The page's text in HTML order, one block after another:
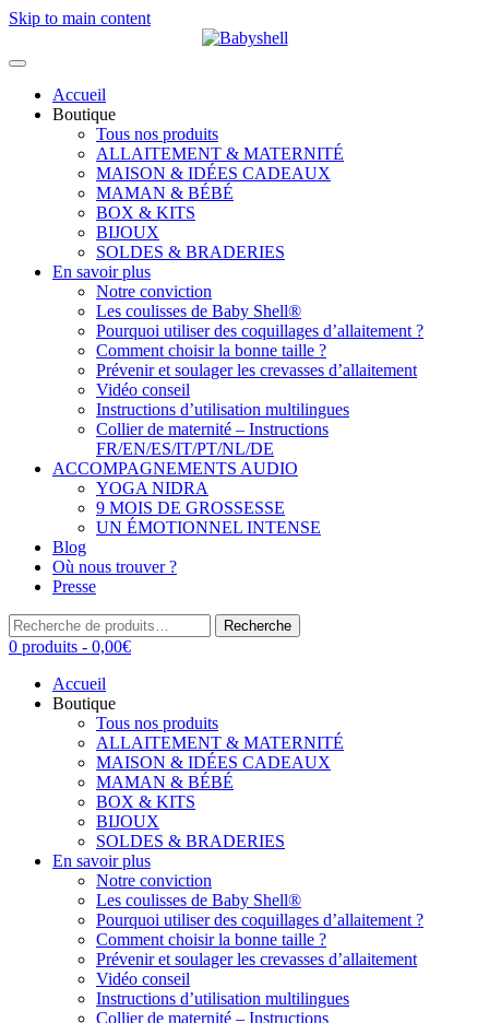
Skip to main content
Accueil
Boutique
Tous nos produits
ALLAITEMENT & MATERNITÉ
MAISON & IDÉES CADEAUX
MAMAN & BÉBÉ
BOX & KITS
BIJOUX
SOLDES & BRADERIES
En savoir plus
Notre conviction
Les coulisses de Baby Shell®
Pourquoi utiliser des coquillages d’allaitement ?
Comment choisir la bonne taille ?
Prévenir et soulager les crevasses d’allaitement
Vidéo conseil
Instructions d’utilisation multilingues
Collier de maternité – Instructions
FR/EN/ES/IT/PT/NL/DE
ACCOMPAGNEMENTS AUDIO
YOGA NIDRA
9 MOIS DE GROSSESSE
UN ÉMOTIONNEL INTENSE
Blog
Où nous trouver ?
Presse
Recherche
pour :
Recherche
0 produits - 0,00€
Accueil
Boutique
Tous nos produits
ALLAITEMENT & MATERNITÉ
MAISON & IDÉES CADEAUX
MAMAN & BÉBÉ
BOX & KITS
BIJOUX
SOLDES & BRADERIES
En savoir plus
Notre conviction
Les coulisses de Baby Shell®
Pourquoi utiliser des coquillages d’allaitement ?
Comment choisir la bonne taille ?
Prévenir et soulager les crevasses d’allaitement
Vidéo conseil
Instructions d’utilisation multilingues
Collier de maternité – Instructions